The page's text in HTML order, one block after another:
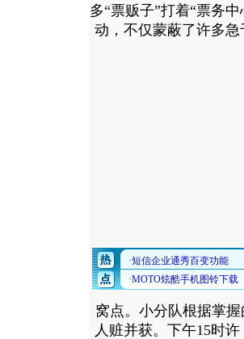
多“票贩子”打着“票务
动，不仅蒙蔽了许多
窝点。小分队根据掌
人赃并获。下午15时